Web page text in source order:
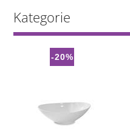
Kategorie
-20%